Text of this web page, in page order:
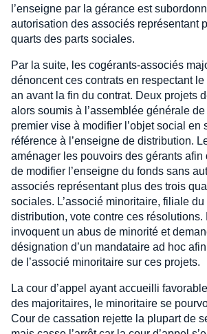
l’enseigne par la gérance est
autorisation des associés représentant
quarts des parts sociales.
Par la suite, les cogérants-associés
dénoncent ces contrats en respectant le
an avant la fin du contrat. Deux projets
alors soumis à l’assemblée générale
premier vise à modifier l’objet social en
référence à l’enseigne de distribution.
aménager les pouvoirs des gérants afin
de modifier l’enseigne du fonds sans
associés représentant plus des trois
sociales. L’associé minoritaire, filiale
distribution, vote contre ces résolutions.
invoquent un abus de minorité et
désignation d’un mandataire ad hoc
de l’associé minoritaire sur ces projets.
La cour d’appel ayant accueilli
des majoritaires, le minoritaire se
Cour de cassation rejette la plupart de